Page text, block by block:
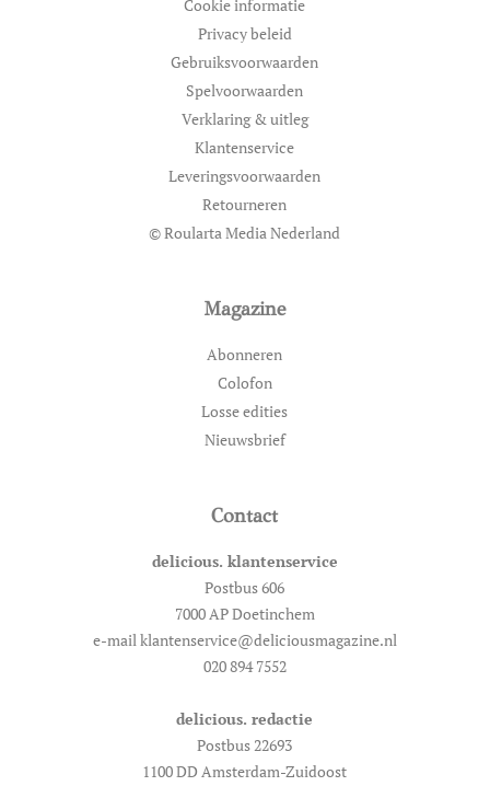
Cookie informatie
Privacy beleid
Gebruiksvoorwaarden
Spelvoorwaarden
Verklaring & uitleg
Klantenservice
Leveringsvoorwaarden
Retourneren
© Roularta Media Nederland
Magazine
Abonneren
Colofon
Losse edities
Nieuwsbrief
Contact
delicious. klantenservice
Postbus 606
7000 AP Doetinchem
e-mail klantenservice@deliciousmagazine.nl
020 894 7552
delicious. redactie
Postbus 22693
1100 DD Amsterdam-Zuidoost